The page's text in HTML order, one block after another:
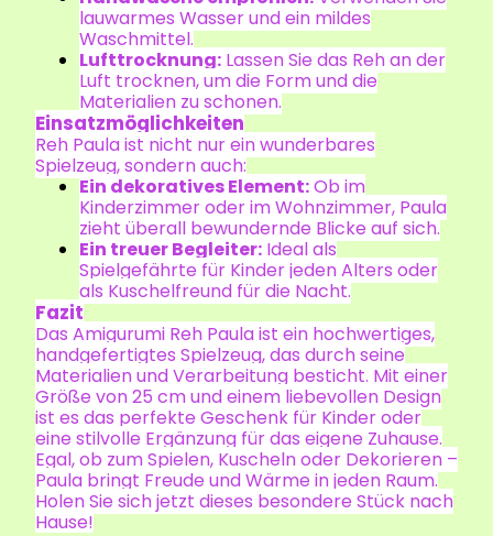
lauwarmes Wasser und ein mildes
Waschmittel.
Lufttrocknung: Lassen Sie das Reh an der
Luft trocknen, um die Form und die
Materialien zu schonen.
Einsatzmöglichkeiten
Reh Paula ist nicht nur ein wunderbares
Spielzeug, sondern auch:
Ein dekoratives Element:Ob im
Kinderzimmer oder im Wohnzimmer, Paula
zieht überall bewundernde Blicke auf sich.
Ein treuer Begleiter: Ideal als
Spielgefährte für Kinder jeden Alters oder
als Kuschelfreund für die Nacht.
Fazit
Das Amigurumi Reh Paula ist ein hochwertiges,
handgefertigtes Spielzeug, das durch seine
Materialien und Verarbeitung besticht. Mit einer
Größe von 25 cm und einem liebevollen Design
ist es das perfekte Geschenk für Kinder oder
eine stilvolle Ergänzung für das eigene Zuhause.
Egal, ob zum Spielen, Kuscheln oder Dekorieren –
Paula bringt Freude und Wärme in jeden Raum.
Holen Sie sich jetzt dieses besondere Stück nach
Hause!